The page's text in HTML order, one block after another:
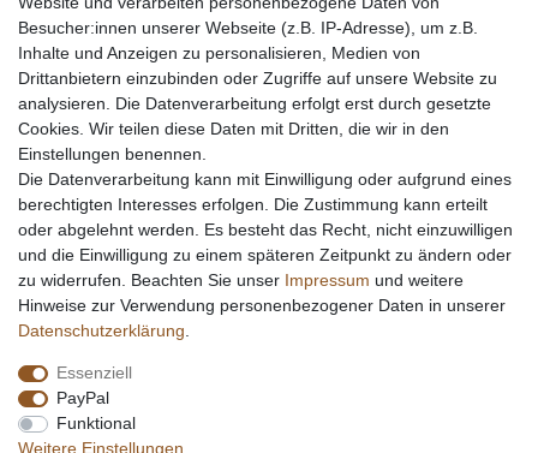
Besucher:innen unserer Webseite (z.B. IP-Adresse), um z.B.
Inhalte und Anzeigen zu personalisieren, Medien von
Drittanbietern einzubinden oder Zugriffe auf unsere Website zu
analysieren. Die Datenverarbeitung erfolgt erst durch gesetzte
Cookies. Wir teilen diese Daten mit Dritten, die wir in den
Einstellungen benennen.
Die Datenverarbeitung kann mit Einwilligung oder aufgrund eines
berechtigten Interesses erfolgen. Die Zustimmung kann erteilt
oder abgelehnt werden. Es besteht das Recht, nicht einzuwilligen
und die Einwilligung zu einem späteren Zeitpunkt zu ändern oder
zu widerrufen. Beachten Sie unser Impressum und weitere
Hinweise zur Verwendung personenbezogener Daten in unserer
Daten­schutz­erklärung
Essenziell
PayPal
Funktional
Weitere Einstellungen